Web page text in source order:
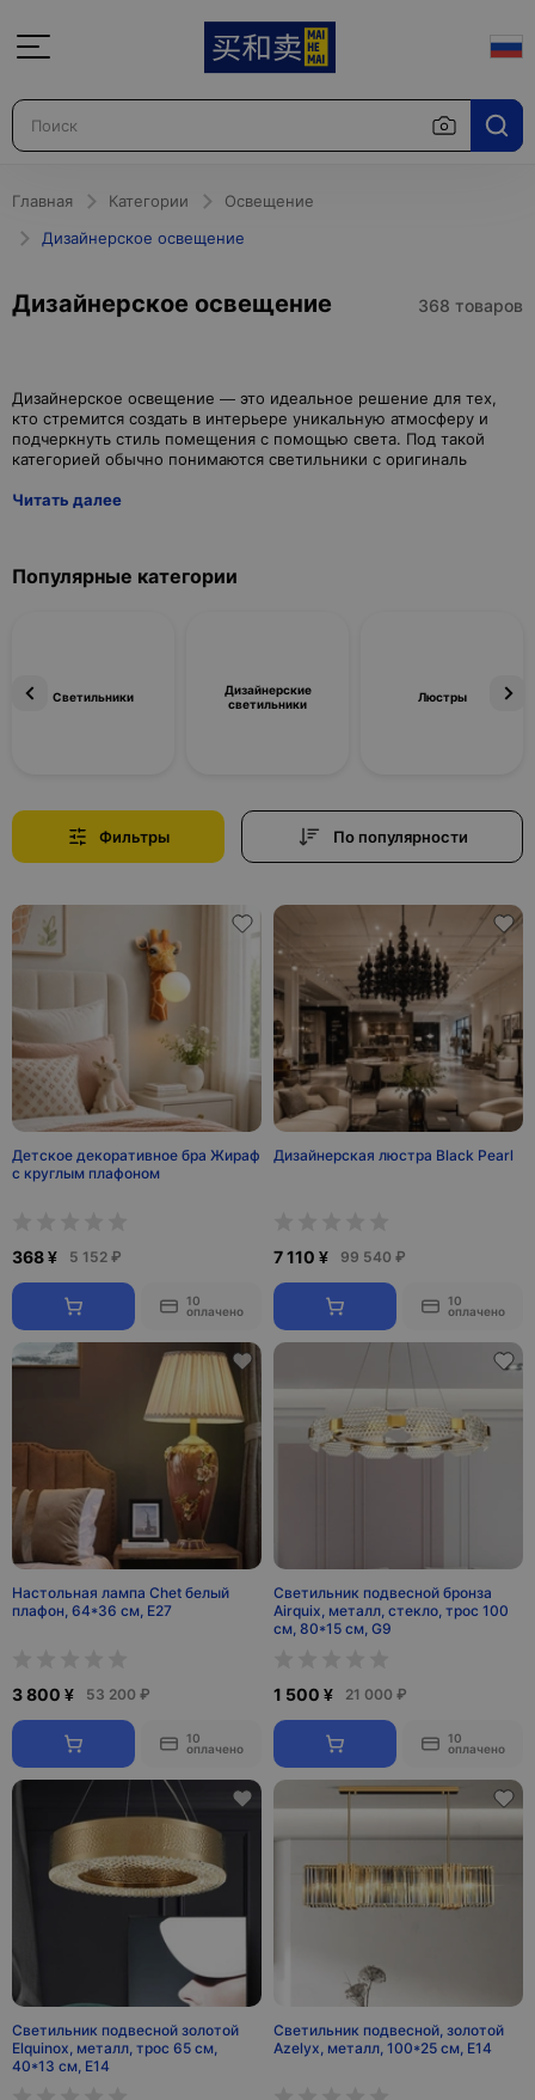
Главная Категории
Освещение
Дизайнерское освещение
Дизайнерское освещение 368 товаров
Дизайнерское освещение — это идеальное решение для тех,
кто стремится создать в интерьере уникальную атмосферу и
подчеркнуть стиль помещения с помощью света. Под такой
Читать далее
Популярные категории
Светильники
Дизайнерские
светильники
Люстры
Фильтры По популярности
Детское декоративное бра Жираф
с круглым плафоном
368 ¥ 5 152 ₽
10
оплачено
Дизайнерская люстра Black Pearl
7 110 ¥ 99 540 ₽
10
оплачено
Настольная лампа Chet белый
плафон, 64*36 см, E27
3 800 ¥ 53 200 ₽
10
оплачено
Светильник подвесной бронза
Airquix, металл, стекло, трос 100
см, 80*15 см, G9
1 500 ¥ 21 000 ₽
10
оплачено
Светильник подвесной золотой
Elquinox, металл, трос 65 см,
40*13 см, Е14
Светильник подвесной, золотой
Azelyx, металл, 100*25 см, E14